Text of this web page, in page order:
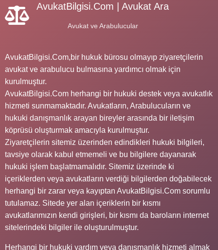
AvukatBilgisi.Com | Avukat Ara
Avukat ve Arabulucular
AvukatBilgisi.Com,bir hukuk bürosu olmayıp ziyaretçilerin
avukat ve arabulucu bulmasına yardımcı olmak için
kurulmuştur.
AvukatBilgisi.Com herhangi bir hukuki destek veya avukatlık
hizmeti sunmamaktadır. Avukatların, Arabulucuların ve
hukuki danışmanlık arayan bireyler arasında bir iletişim
köprüsü oluşturmak amacıyla kurulmuştur.
Ziyaretçilerin sitemiz üzerinden edindikleri hukuki bilgileri,
tavsiye olarak kabul etmemeli ve bu bilgilere dayanarak
hukuki işlem başlatmamalıdır. Sitemiz üzerinde ki
içeriklerden veya avukatların verdiği bilgilerden doğabilecek
herhangi bir zarar veya kayıptan AvukatBilgisi.Com sorumlu
tutulamaz. Sitede yer alan içeriklerin bir kısmı
avukatlarımızın kendi girişleri, bir kısmı da baroların internet
sitelerindeki bilgiler ile oluşturulmuştur.
Herhangi bir hukuki yardım veya danışmanlık hizmeti almak